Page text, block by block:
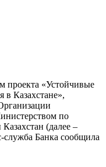
проекта «Устойчивые
в Казахстане»,
по
(далее –
Банка сообщила